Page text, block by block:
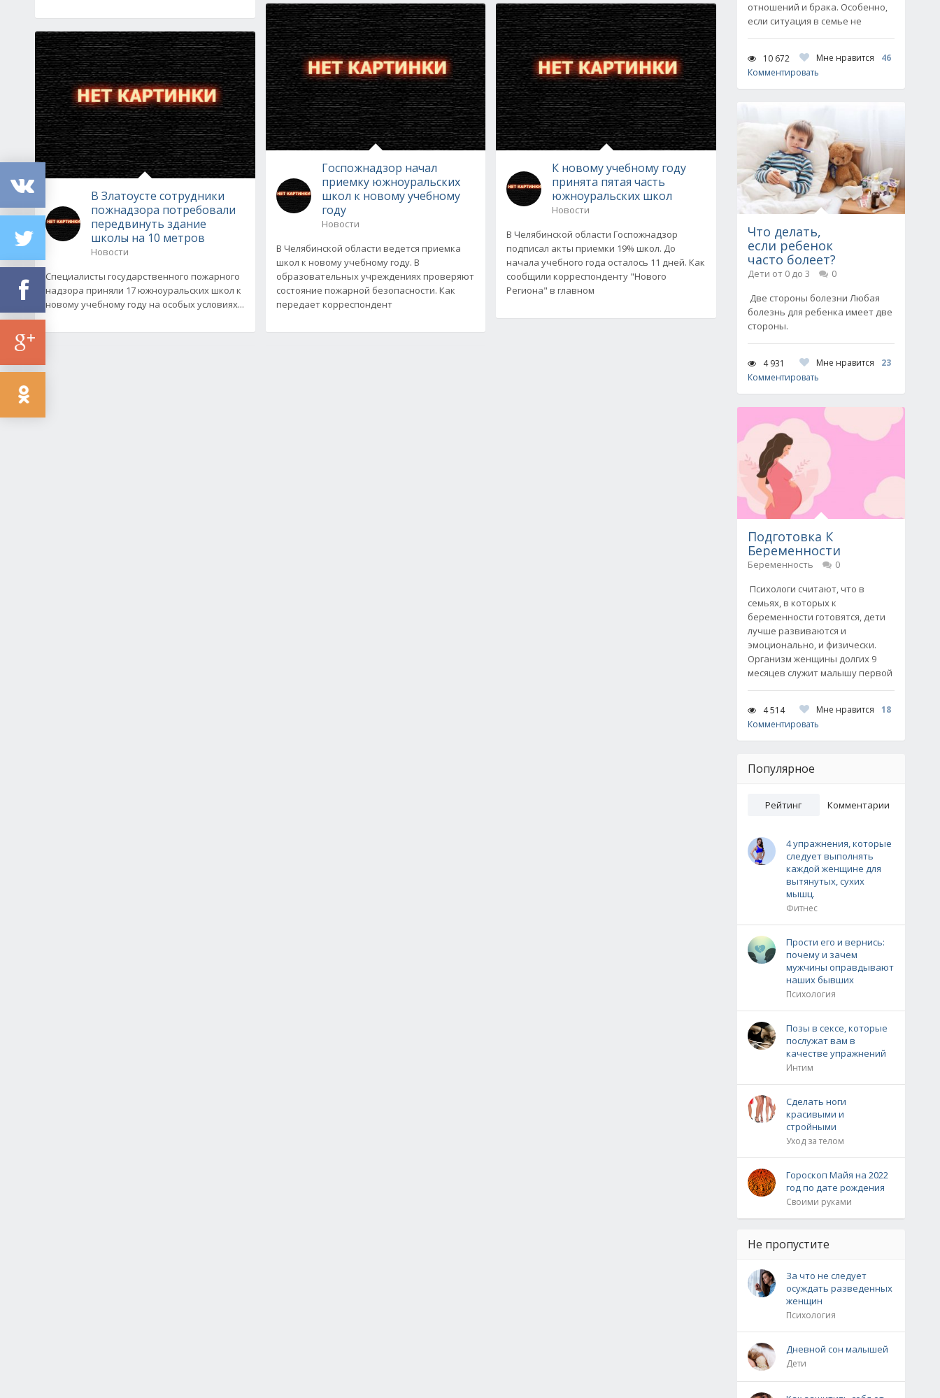
В Златоусте сотрудники
пожнадзора потребовали
передвинуть здание
школы на 10 метров
Новости
Специалисты государственного пожарного
надзора приняли 17 южноуральских школ к
новому учебному году на особых условиях...
Госпожнадзор начал
приемку южноуральских
школ к новому учебному
году
Новости
В Челябинской области ведется приемка
школ к новому учебному году. В
образовательных учреждениях проверяют
состояние пожарной безопасности. Как
передает корреспондент
К новому учебному году
принята пятая часть
южноуральских школ
Новости
В Челябинской области Госпожнадзор
подписал акты приемки 19% школ. До
начала учебного года осталось 11 дней. Как
сообщили корреспонденту "Нового
Региона" в главном
отношений и брака. Особенно,
если ситуация в семье не
10 672 Мне нравится
46
Комментировать
Что делать,
если ребенок
часто болеет?
Дети от 0 до 3
0
Две стороны болезни Любая
болезнь для ребенка имеет две
стороны.
4 931 Мне нравится
23
Комментировать
Подготовка К
Беременности
Беременность
0
Психологи считают, что в
семьях, в которых к
беременности готовятся, дети
лучше развиваются и
эмоционально, и физически.
Организм женщины долгих 9
месяцев служит малышу первой
4 514 Мне нравится
18
Комментировать
Популярное
Рейтинг Комментарии
4 упражнения, которые
следует выполнять
каждой женщине для
вытянутых, сухих
мышц.
Фитнес
Прости его и вернись:
почему и зачем
мужчины оправдывают
наших бывших
Психология
Позы в сексе, которые
послужат вам в
качестве упражнений
Интим
Сделать ноги
красивыми и
стройными
Уход за телом
Гороскоп Майя на 2022
год по дате рождения
Своими руками
Не пропустите
За что не следует
осуждать разведенных
женщин
Психология
Дневной сон малышей
Дети